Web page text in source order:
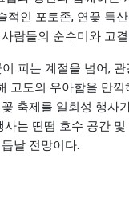
인 포토존, 연꽃 특
람들의 순수미와 고
피는 계절을 넘어,
고도의 우아함을 만
축제를 일회성 행
는 띤떰 호수 공간
날 전망이다.